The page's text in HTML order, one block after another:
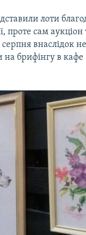
лоти
проте сам
внаслідок
на брифінгу в